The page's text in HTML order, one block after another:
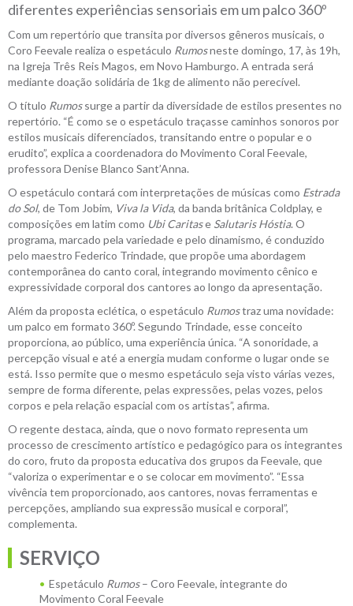
diferentes experiências sensoriais em um palco 360º
Com um repertório que transita por diversos gêneros musicais, o
Coro Feevale realiza o espetáculo Rumosneste domingo, 17, às 19h,
na Igreja Três Reis Magos, em Novo Hamburgo. A entrada será
mediante doação solidária de 1kg de alimento não perecível.
O título Rumossurge a partir da diversidade de estilos presentes no
repertório. “É como se o espetáculo traçasse caminhos sonoros por
estilos musicais diferenciados, transitando entre o popular e o
erudito”, explica a coordenadora do Movimento Coral Feevale,
professora Denise Blanco Sant’Anna.
O espetáculo contará com interpretações de músicas como Estrada
do Sol, de Tom Jobim, Viva la Vida, da banda britânica Coldplay, e
composições em latim como Ubi Caritase Salutaris Hóstia. O
programa, marcado pela variedade e pelo dinamismo, é conduzido
pelo maestro Federico Trindade, que propõe uma abordagem
contemporânea do canto coral, integrando movimento cênico e
expressividade corporal dos cantores ao longo da apresentação.
Além da proposta eclética, o espetáculo Rumostraz uma novidade:
um palco em formato 360º. Segundo Trindade, esse conceito
proporciona, ao público, uma experiência única. “A sonoridade, a
percepção visual e até a energia mudam conforme o lugar onde se
está. Isso permite que o mesmo espetáculo seja visto várias vezes,
sempre de forma diferente, pelas expressões, pelas vozes, pelos
corpos e pela relação espacial com os artistas”, afirma.
O regente destaca, ainda, que o novo formato representa um
processo de crescimento artístico e pedagógico para os integrantes
do coro, fruto da proposta educativa dos grupos da Feevale, que
“valoriza o experimentar e o se colocar em movimento”. “Essa
vivência tem proporcionado, aos cantores, novas ferramentas e
percepções, ampliando sua expressão musical e corporal”,
complementa.
SERVIÇO
Espetáculo Rumos– Coro Feevale, integrante do
Movimento Coral Feevale